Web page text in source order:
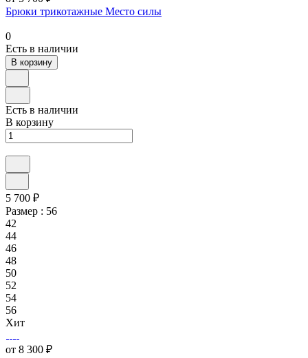
Брюки трикотажные Место силы
0
Есть в наличии
В корзину
Есть в наличии
В корзину
5 700 ₽
Размер : 56
42
44
46
48
50
52
54
56
Хит
от 8 300 ₽